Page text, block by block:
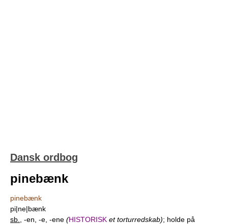
Dansk ordbog
pinebænk
pinebænk
pi|ne|bænk
sb.
, -en, -e, -ene (HISTORISK et torturredskab); holde på